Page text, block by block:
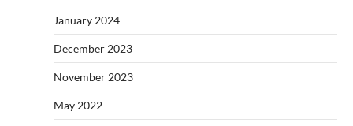
January 2024
December 2023
November 2023
May 2022